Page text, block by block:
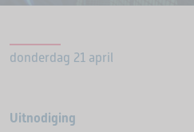
donderdag 21 april
Uitnodiging